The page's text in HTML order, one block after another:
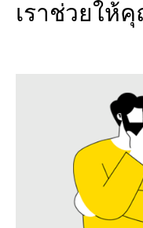
เราช่วยให้